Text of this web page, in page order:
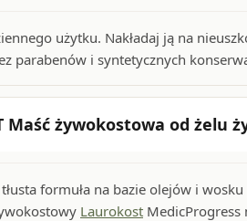
użytku. Nakładaj ją na
parabenów i syntetycznych
Maść żywokostowa od
formuła na bazie olejów i
Laurokost MedicProgress